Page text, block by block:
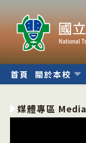
內
首頁 關於本校
媒體專區 Media